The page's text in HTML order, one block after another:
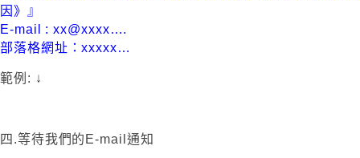
因》』
E-mail : xx@xxxx….
部落格網址：xxxxx…
範例: ↓
四.等待我們的E-mail通知